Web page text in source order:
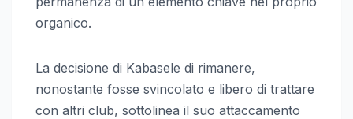
organico.
La decisione di Kabasele di rimanere,
nonostante fosse svincolato e libero di trattare
con altri club, sottolinea il suo attaccamento